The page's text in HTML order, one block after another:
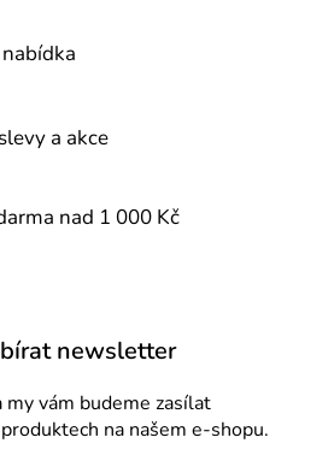
r
y
p
a akce
nad 1 000 Kč
newsletter
vám budeme zasílat
na našem e-shopu.